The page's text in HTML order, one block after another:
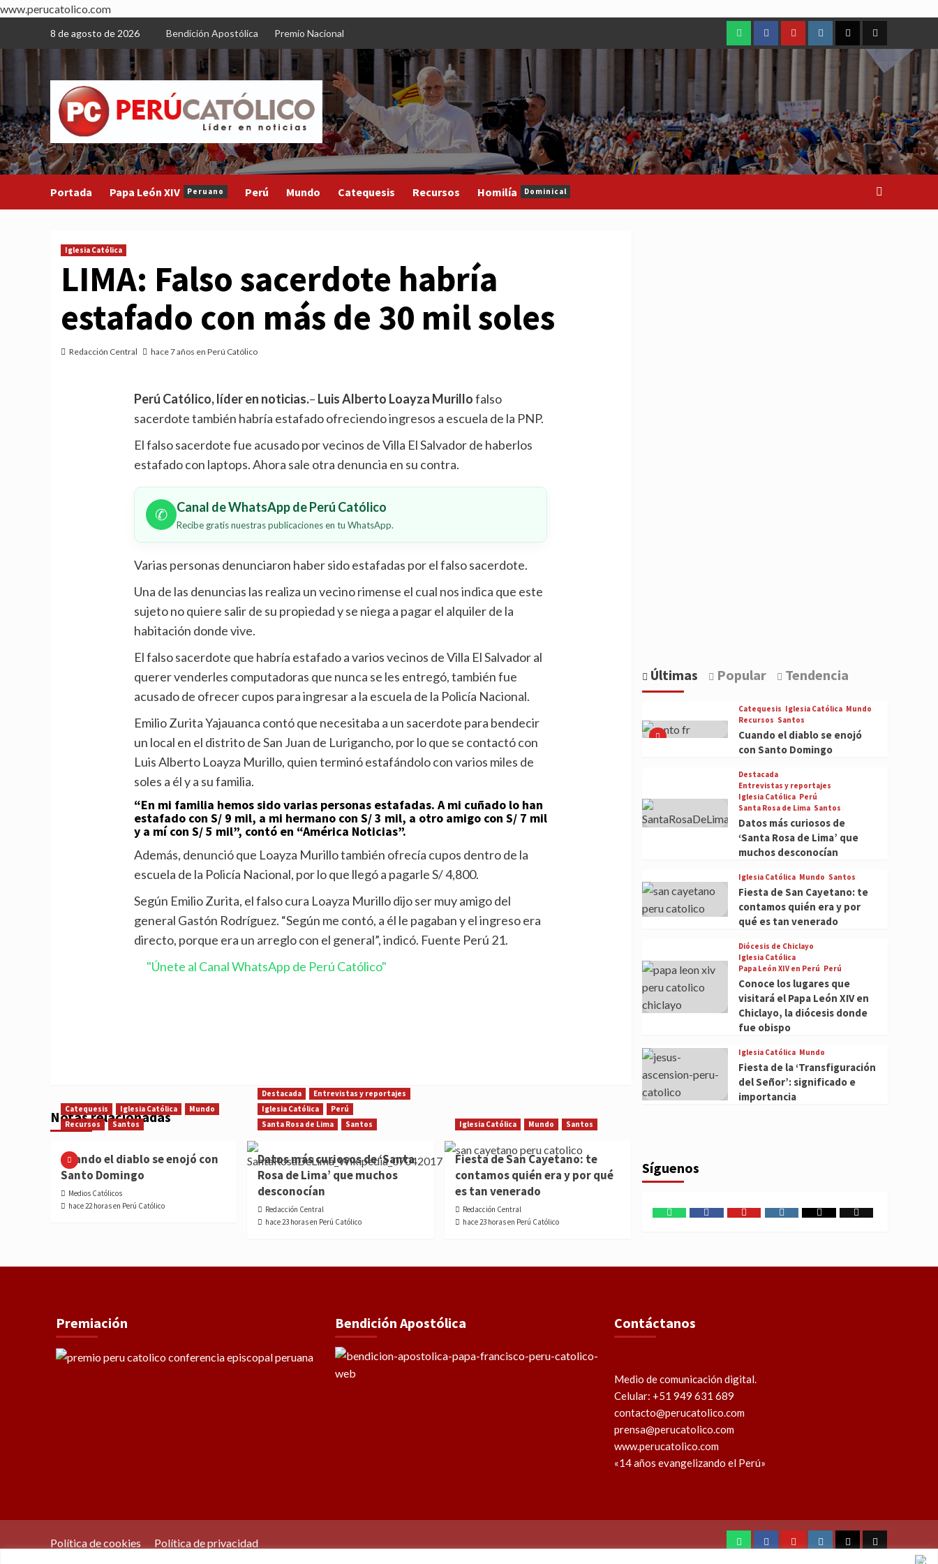
www.perucatolico.com
content
8 de agosto de 2026 Bendición Apostólica Premio Nacional
WhatsAppFacebookYoutubeInstagram
X TikTok
Portada Papa León XIV Peruano Perú Mundo Catequesis Recursos Homilía Dominical
Iglesia Católica
LIMA: Falso sacerdote habría
estafado con más de 30 mil soles
Redacción Central hace 7 años en Perú Católico
Perú Católico, líder en noticias.– Luis Alberto Loayza Murillofalso
sacerdote también habría estafado ofreciendo ingresos a escuela de la PNP.
El falso sacerdote fue acusado por vecinos de Villa El Salvador de haberlos
estafado con laptops. Ahora sale otra denuncia en su contra.
✆ Canal de WhatsApp de Perú Católico
Recibe gratis nuestras publicaciones en tu WhatsApp.
Varias personas denunciaron haber sido estafadas por el falso sacerdote.
Una de las denuncias las realiza un vecino rimense el cual nos indica que este
sujeto no quiere salir de su propiedad y se niega a pagar el alquiler de la
habitación donde vive.
El falso sacerdote que habría estafado a varios vecinos de Villa El Salvador al
querer venderles computadoras que nunca se les entregó, también fue
acusado de ofrecer cupos para ingresar a la escuela de la Policía Nacional.
Emilio Zurita Yajauanca contó que necesitaba a un sacerdote para bendecir
un local en el distrito de San Juan de Lurigancho, por lo que se contactó con
Luis Alberto Loayza Murillo, quien terminó estafándolo con varios miles de
soles a él y a su familia.
“En mi familia hemos sido varias personas estafadas. A mi cuñado lo han
estafado con S/ 9 mil, a mi hermano con S/ 3 mil, a otro amigo con S/ 7 mil
y a mí con S/ 5 mil”, contó en “América Noticias”.
Además, denunció que Loayza Murillo también ofrecía cupos dentro de la
escuela de la Policía Nacional, por lo que llegó a pagarle S/ 4,800.
Según Emilio Zurita, el falso cura Loayza Murillo dijo ser muy amigo del
general Gastón Rodríguez. “Según me contó, a él le pagaban y el ingreso era
directo, porque era un arreglo con el general”, indicó. Fuente Perú 21.
"Únete al Canal WhatsApp de Perú Católico"
Notas relacionadas
Catequesis Iglesia Católica
Mundo
Recursos
Santos
Cuando el diablo se enojó con
Santo Domingo
Medios Católicos
hace 22 horas en Perú Católico
Destacada
Entrevistas y reportajes
Iglesia Católica
Perú
Santa Rosa de Lima
Santos
Datos más curiosos de ‘Santa
Rosa de Lima’ que muchos
desconocían
Redacción Central
hace 23 horas en Perú Católico
Iglesia Católica Mundo Santos
Fiesta de San Cayetano: te
contamos quién era y por qué
es tan venerado
Redacción Central
hace 23 horas en Perú Católico
Últimas Popular Tendencia
Catequesis Iglesia Católica Mundo
Recursos Santos
Cuando el diablo se enojó
con Santo Domingo
Destacada
Entrevistas y reportajes
Iglesia Católica Perú
Santa Rosa de Lima Santos
Datos más curiosos de
‘Santa Rosa de Lima’ que
muchos desconocían
Iglesia Católica Mundo Santos
Fiesta de San Cayetano: te
contamos quién era y por
qué es tan venerado
Diócesis de Chiclayo
Iglesia Católica
Papa León XIV en Perú Perú
Conoce los lugares que
visitará el Papa León XIV en
Chiclayo, la diócesis donde
fue obispo
Iglesia Católica Mundo
Fiesta de la ‘Transfiguración
del Señor’: significado e
importancia
Síguenos
WhatsAppFacebookYoutubeInstagram
X TikTok
Premiación Bendición Apostólica Contáctanos
Medio de comunicación digital.
Celular: +51 949 631 689
contacto@perucatolico.com
prensa@perucatolico.com
www.perucatolico.com
«14 años evangelizando el Perú»
Política de cookies Política de privacidad WhatsAppFacebookYoutubeInstagram
X TikTok